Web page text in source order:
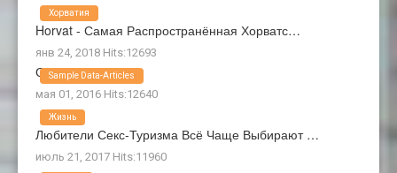
Horvat - Самая Распространённая Хорватс…
янв 24, 2018 Hits:12693
Хорватия
О Нас
мая 01, 2016 Hits:12640
Sample Data-Articles
Любители Секс-Туризма Всё Чаще Выбирают …
июль 21, 2017 Hits:11960
Жизнь